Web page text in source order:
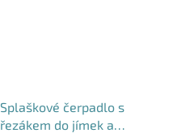
Splaškové čerpadlo s
řezákem do jímek a